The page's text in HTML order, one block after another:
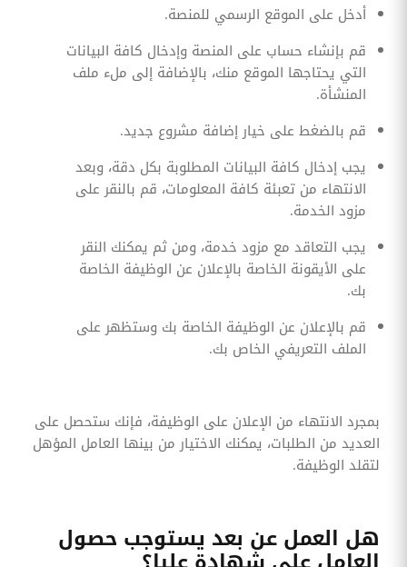
أدخل على الموقع الرسمي للمنصة.
قم بإنشاء حساب على المنصة وإدخال كافة البيانات
التي يحتاجها الموقع منك، بالإضافة إلى ملء ملف
المنشأة.
قم بالضغط على خيار إضافة مشروع جديد.
يجب إدخال كافة البيانات المطلوبة بكل دقة، وبعد
الانتهاء من تعبئة كافة المعلومات، قم بالنقر على
مزود الخدمة.
يجب التعاقد مع مزود خدمة، ومن ثم يمكنك النقر
على الأيقونة الخاصة بالإعلان عن الوظيفة الخاصة
بك.
قم بالإعلان عن الوظيفة الخاصة بك وستظهر على
الملف التعريفي الخاص بك.
بمجرد الانتهاء من الإعلان على الوظيفة، فإنك ستحصل على
العديد من الطلبات، يمكنك الاختيار من بينها العامل المؤهل
لتقلد الوظيفة.
هل العمل عن بعد يستوجب حصول